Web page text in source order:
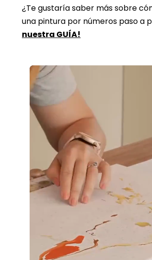
¿Te gustaría saber más sobre
una pintura por números paso a
nuestra GUÍA!